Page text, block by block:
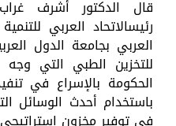
قال الدكتور أشرف
رئيسالاتحاد العربي
العربي بجامعة الدول
للتخزين الطبي التي
الحكومة بالإسراع في
باستخدام أحدث الوسائل
في توفير مخزون